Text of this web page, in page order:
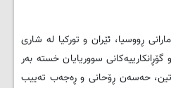
ڕووسیا، ئێران و تورکیا له‌ شاری
سووریایان خسته‌ به‌ر
حه‌سه‌ن ڕۆحانی و ڕه‌جه‌ب ته‌ییب